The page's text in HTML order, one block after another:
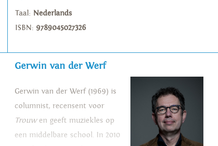
Taal: Nederlands
ISBN: 9789045027326
Gerwin van der Werf
Gerwin van der Werf (1969) is
columnist, recensent voor
Trouw en geeft muziekles op
een middelbare school. In 2010